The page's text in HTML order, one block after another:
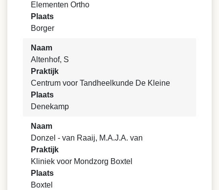
Elementen Ortho
Plaats
Borger
Naam
Altenhof, S
Praktijk
Centrum voor Tandheelkunde De Kleine
Plaats
Denekamp
Naam
Donzel - van Raaij, M.A.J.A. van
Praktijk
Kliniek voor Mondzorg Boxtel
Plaats
Boxtel